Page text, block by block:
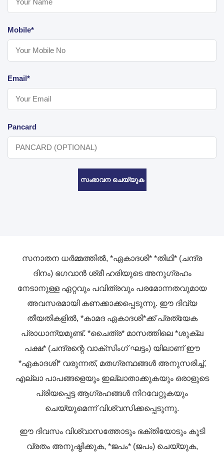
Mobile*
Email*
Pancard
സംഭാവന ചെയ്യുക
സനാതന ധർമ്മത്തിൽ, *ഏകാദശി* *തിഥി* (ചന്ദ്ര
ദിനം) ഭഗവാൻ ശ്രീ ഹരിയുടെ അനുഗ്രഹം
നേടാനുള്ള ഏറ്റവും പവിത്രവും പരമോന്നതവുമായ
അവസരമായി കണക്കാക്കപ്പെടുന്നു. ഈ ദിവ്യ
തീയതികളിൽ, *കാമദ ഏകാദശി*ക്ക് പ്രത്യേക
പ്രാധാന്യമുണ്ട്. *ചൈത്ര* മാസത്തിലെ *ശുക്ല
പക്ഷ* (ചന്ദ്രന്റെ വാക്സിംഗ് ഘട്ടം) യിലാണ് ഈ
*ഏകാദശി* വരുന്നത്, മതഗ്രന്ഥങ്ങൾ അനുസരിച്ച്,
എല്ലാ പാപങ്ങളെയും ഇല്ലാതാക്കുകയും ഒരാളുടെ
പ്രിയപ്പെട്ട ആഗ്രഹങ്ങൾ നിറവേറ്റുകയും
ചെയ്യുമെന്ന് വിശ്വസിക്കപ്പെടുന്നു.
ഈ ദിവസം വിശ്വാസത്തോടും ഭക്തിയോടും കൂടി
വ്രതം അനുഷ്ഠിക്കുക, *ജപം* (ജപം) ചെയ്യുക,